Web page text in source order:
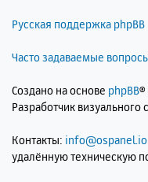
Русская поддержка phpBB
Часто задаваемые
Создано на основе phpBB®
Разработчик визуального
Контакты: info@ospanel.io
удалённую техническую